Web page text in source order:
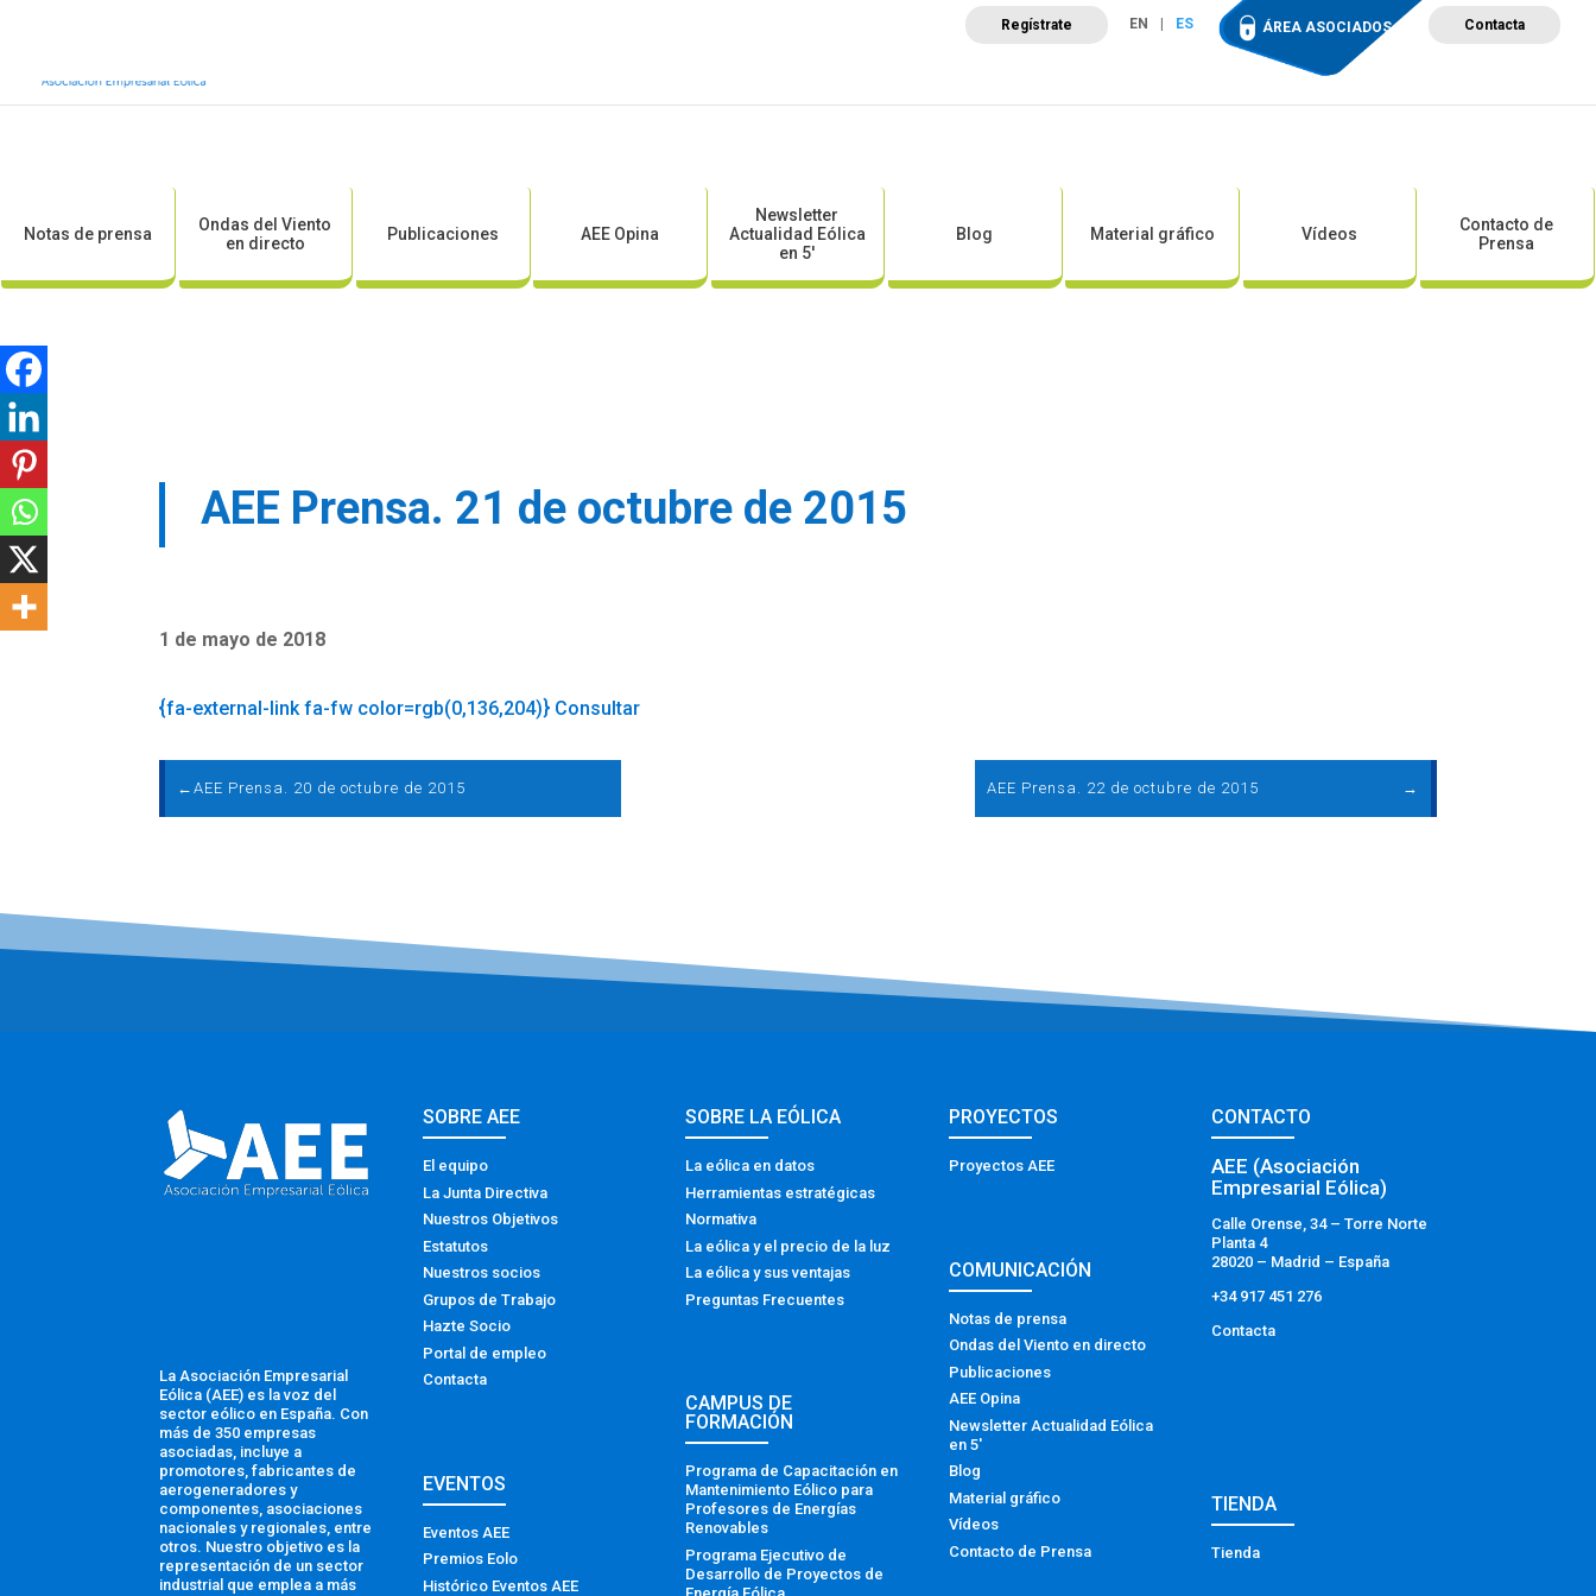
Regístrate EN ES ÁREA ASOCIADOS Contacta
Campus de Formación
Notas de prensa
Ondas del Viento
en directo
Publicaciones AEE Opina
Newsletter
Actualidad Eólica
en 5′
Blog Material gráfico Vídeos
Contacto de
Prensa
AEE Prensa. 21 de octubre de 2015
1 de mayo de 2018
{fa-external-link fa-fw color=rgb(0,136,204)} Consultar
←AEE Prensa. 20 de octubre de 2015 AEE Prensa. 22 de octubre de 2015 →
La Asociación Empresarial
Eólica (AEE) es la voz del
sector eólico en España. Con
más de 350 empresas
asociadas, incluye a
promotores, fabricantes de
aerogeneradores y
componentes, asociaciones
nacionales y regionales, entre
otros. Nuestro objetivo es la
representación de un sector
industrial que emplea a más
SOBRE AEE
El equipo
La Junta Directiva
Nuestros Objetivos
Estatutos
Nuestros socios
Grupos de Trabajo
Hazte Socio
Portal de empleo
Contacta
EVENTOS
Eventos AEE
Premios Eolo
Histórico Eventos AEE
SOBRE LA EÓLICA
La eólica en datos
Herramientas estratégicas
Normativa
La eólica y el precio de la luz
La eólica y sus ventajas
Preguntas Frecuentes
CAMPUS DE
FORMACIÓN
Programa de Capacitación en
Mantenimiento Eólico para
Profesores de Energías
Renovables
Programa Ejecutivo de
Desarrollo de Proyectos de
PROYECTOS
Proyectos AEE
COMUNICACIÓN
Notas de prensa
Ondas del Viento en directo
Publicaciones
AEE Opina
Newsletter Actualidad Eólica
en 5′
Blog
Material gráfico
Vídeos
Contacto de Prensa
CONTACTO
AEE (Asociación
Empresarial Eólica)
Calle Orense, 34 – Torre Norte
Planta 4
28020 – Madrid – España
+34 917 451 276
Contacta
TIENDA
Tienda